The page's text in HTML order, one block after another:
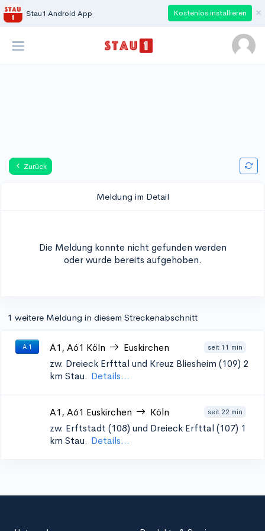
Stau1 Android App Kostenlos installieren ×
Zurück
Meldung im Detail
Die Meldung konnte nicht gefunden werden
oder wurde bereits aufgehoben.
1 weitere Meldung in diesem Streckenabschnitt
A 1 A1, A61 Köln Euskirchen seit 11 min
zw. Dreieck Erfttal und Kreuz Bliesheim (109) 2
km Stau. Details...
A1, A61 Euskirchen Köln seit 22 min
zw. Erftstadt (108) und Dreieck Erfttal (107) 1
km Stau. Details...